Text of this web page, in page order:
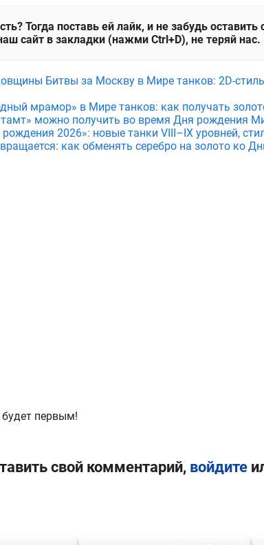
Тогда поставь ей лайк, и не забудь
сайт в закладки (нажми Ctrl+D), не теряй нас.
Битвы за Москву в Мире танков: 2D-
мрамор» в Мире танков: как получать
можно получить во время Дня рождения
2026»: новые танки VIII–IX уровней,
как обменять серебро на золото ко
первым!
свой комментарий, войдите